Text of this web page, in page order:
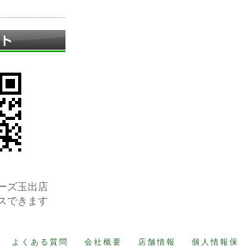
ズ玉出店
できます
よくある質問 会社概要 店舗情報 個人情報